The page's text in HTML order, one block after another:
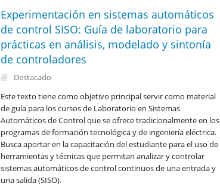
Experimentación en sistemas automáticos
de control SISO: Guía de laboratorio para
prácticas en análisis, modelado y sintonía
de controladores
Destacado
Este texto tiene como objetivo principal servir como material
de guía para los cursos de Laboratorio en Sistemas
Automáticos de Control que se ofrece tradicionalmente en los
programas de formación tecnológica y de ingeniería eléctrica.
Busca aportar en la capacitación del estudiante para el uso de
herramientas y técnicas que permitan analizar y controlar
sistemas automáticos de control continuos de una entrada y
una salida (SISO).